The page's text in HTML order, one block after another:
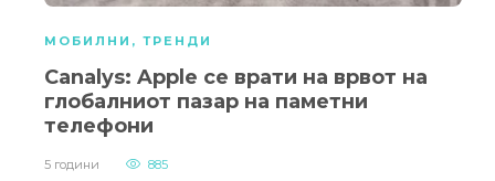
МОБИЛНИ , ТРЕНДИ
Canalys: Apple се врати на врвот на
глобалниот пазар на паметни
телефони
5 години 885